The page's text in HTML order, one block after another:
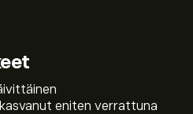
eniten verrattuna